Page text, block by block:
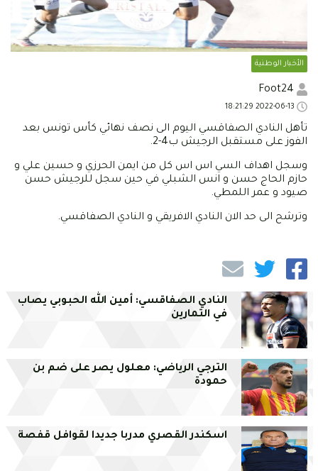
الأخبار الوطنية
تأهل النادي الصفاقسي اليوم الى نصف نهائي كأس تونس بعد
الفوز على مستقبل الرجيش ب4-2.
وسجل اهداف السي اس اس كل من ايمن الحرزي و حسين علي و
حازم الحاج حسن و انس الشبلي في حين سجل للرجيش حسن
صيود و عمر اللمطي.
وترشح الى حد الان النادي الافريقي و النادي الصفاقسي.
النادي الصفاقسي: أمين الله الحبوبي يصاب
في التمارين
الترجي الرياضي: معلول يصر على ضم بن
حمودة
اسكندر القصري مدربا جديدا لقوافل قفصة